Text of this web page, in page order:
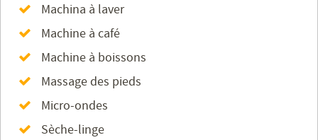
Machina à laver
Machine à café
Machine à boissons
Massage des pieds
Micro-ondes
Sèche-linge